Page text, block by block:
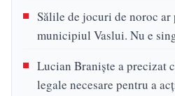
Sălile de jocuri de noroc
municipiul Vaslui. Nu e
Lucian Braniște a precizat
legale necesare pentru a